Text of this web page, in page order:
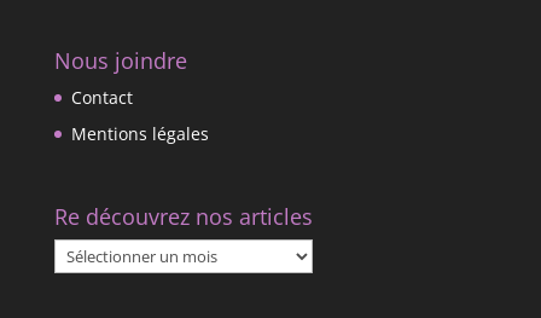
Nous joindre
Contact
Mentions légales
Re découvrez nos articles
Re
découvrez